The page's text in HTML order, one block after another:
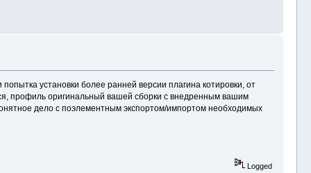
установки более ранней версии плагина котировки, от
профиль оригинальный вашей сборки с внедренным вашим
дело с поэлементным экспортом/импортом необходимых
Logged